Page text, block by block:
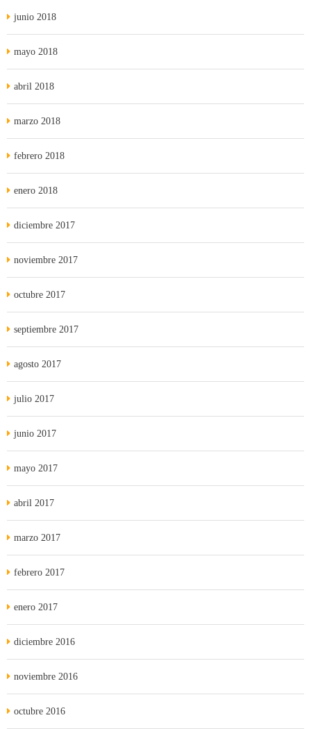
junio 2018
mayo 2018
abril 2018
marzo 2018
febrero 2018
enero 2018
diciembre 2017
noviembre 2017
octubre 2017
septiembre 2017
agosto 2017
julio 2017
junio 2017
mayo 2017
abril 2017
marzo 2017
febrero 2017
enero 2017
diciembre 2016
noviembre 2016
octubre 2016